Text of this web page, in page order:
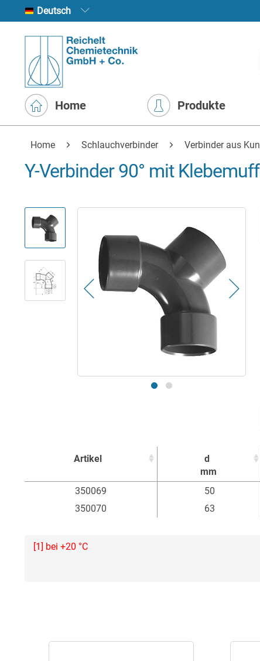
Deutsch
Home Produkte
Home Schlauchverbinder Verbinder aus
Y-Verbinder 90° mit
Artikel
d
mm
Artikel
d
350069 50
350070
63
[1] bei +20 °C